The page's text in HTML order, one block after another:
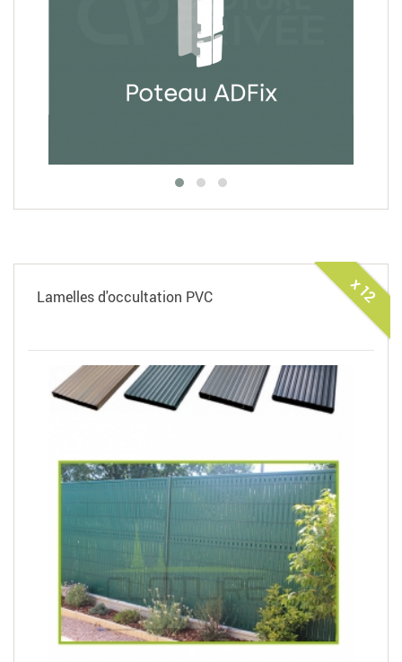
x 12
Lamelles d'occultation PVC